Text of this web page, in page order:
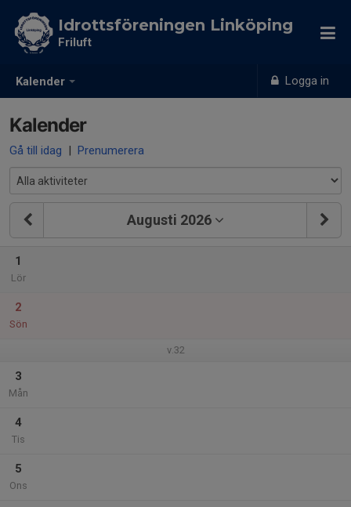
Kalender Logga in
Idrottsföreningen Linköping
Friluft
Kalender
Gå till idag | Prenumerera
Augusti 2026
1
Lör
2
Sön
v.32
3
Mån
4
Tis
5
Ons